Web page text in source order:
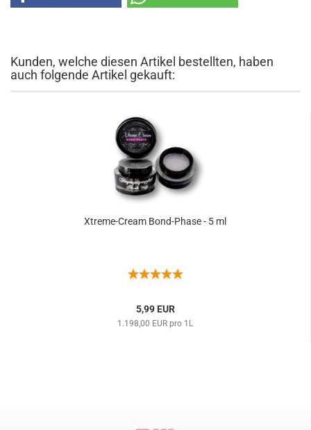
Kunden, welche diesen Artikel bestellten, haben
auch folgende Artikel gekauft:
Xtreme-Cream Bond-Phase - 5 ml
5,99 EUR
1.198,00 EUR pro 1L